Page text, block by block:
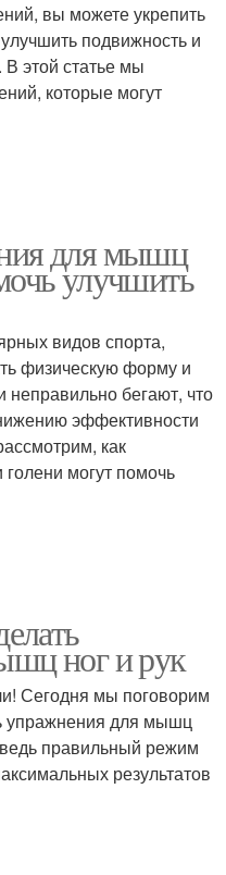
вы можете укрепить
подвижность и
В этой статье мы
которые могут
для мышц
улучшить
видов спорта,
физическую форму и
бегают, что
эффективности
как
могут помочь
ног и рук
Сегодня мы поговорим
упражнения для мышц
правильный режим
результатов